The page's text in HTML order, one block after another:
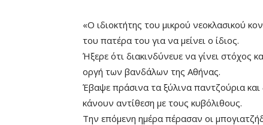
Mute
«Ο ιδιοκτήτης του μικρού νεοκλασικού
του πατέρα του για να μείνει ο ίδιος.
Ήξερε ότι διακινδύνευε να γίνει
οργή των βανδάλων της Αθήνας.
Έβαψε πράσινα τα ξύλινα παντζούρια
κάνουν αντίθεση με τους κυβόλιθους.
Την επόμενη ημέρα πέρασαν οι